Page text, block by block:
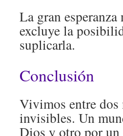
La gran
excluye la
suplicarla.
Conclusión
Vivimos entre dos
invisibles. Un
Dios y otro por